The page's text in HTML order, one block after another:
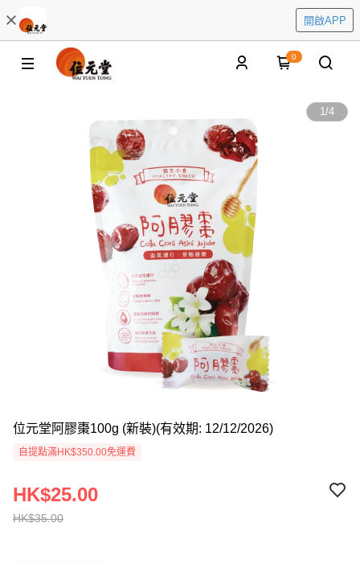
開啟APP
0
1/4
位元堂阿膠棗100g (新裝)(有效期: 12/12/2026)
自提點滿HK$350.00免運費
HK$35.00
HK$25.00